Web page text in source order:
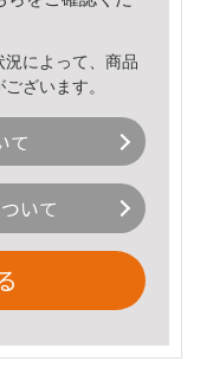
によって、商品
ざいます。
て
いて